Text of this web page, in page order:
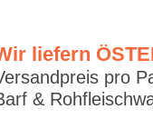
liefern
pro
&